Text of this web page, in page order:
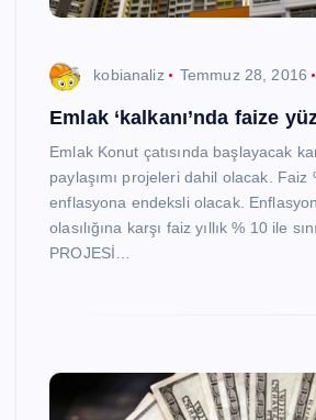
kobianaliz Temmuz 28, 2016
Emlak ‘kalkanı’nda faize
Emlak Konut çatısında başlayacak
paylaşımı projeleri dahil olacak. Faiz
enflasyona endeksli olacak.
olasılığına karşı faiz yıllık % 10 ile
PROJESİ…